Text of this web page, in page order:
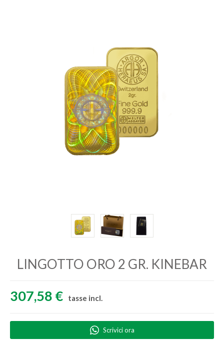
LINGOTTO ORO 2 GR. KINEBAR
307,58 € tasse incl.
Scrivici ora